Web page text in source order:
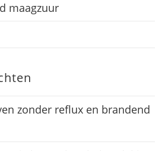
maagzuur
zonder reflux en brandend